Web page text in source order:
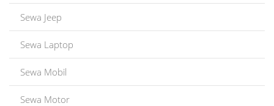
Sewa Jeep
Sewa Laptop
Sewa Mobil
Sewa Motor